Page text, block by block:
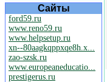
Сайты
ford59.ru
www.reno59.ru
www.helpsetup.ru
xn--80aagkqppxqe8h.x...
zao-szsk.ru
www.europeaneducatio...
prestigerus.ru